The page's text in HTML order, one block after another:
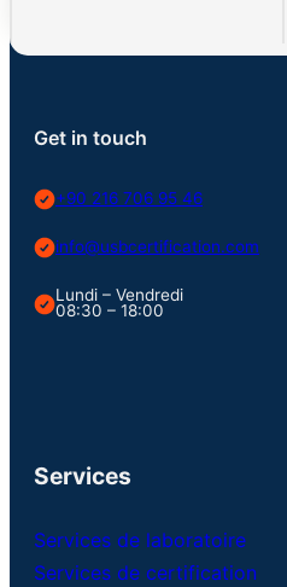
Get in touch
+90 216 706 95 46
info@usbcertification.com
Lundi – Vendredi
08:30 – 18:00
Services
Services de laboratoire
Services de certification